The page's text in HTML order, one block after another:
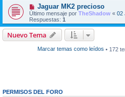
Jaguar MK2 precioso
Último mensaje por TheShadow « 02
Respuestas: 1
Nuevo Tema
Marcar temas como leídos • 172
PERMISOS DEL FORO